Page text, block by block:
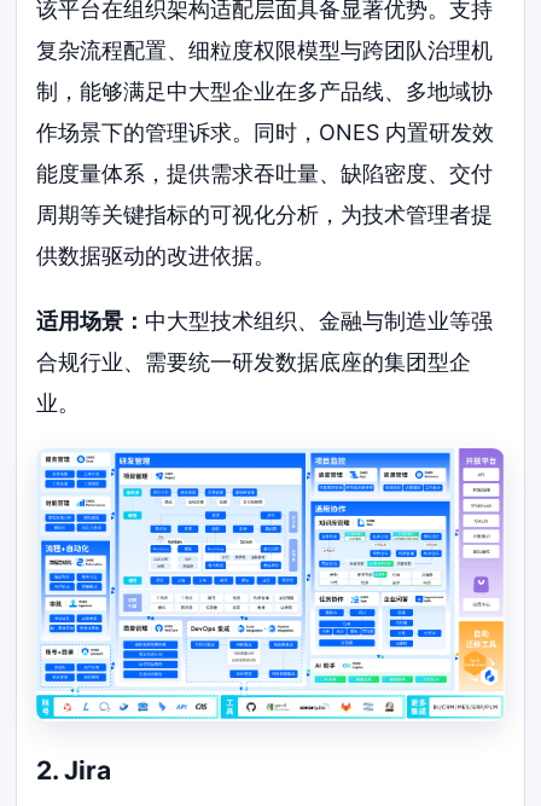
该平台在组织架构适配层面具备显著优势。支持
复杂流程配置、细粒度权限模型与跨团队治理机
制，能够满足中大型企业在多产品线、多地域协
作场景下的管理诉求。同时，ONES 内置研发效
能度量体系，提供需求吞吐量、缺陷密度、交付
周期等关键指标的可视化分析，为技术管理者提
供数据驱动的改进依据。
适用场景： 中大型技术组织、金融与制造业等强
合规行业、需要统一研发数据底座的集团型企
业。
2. Jira